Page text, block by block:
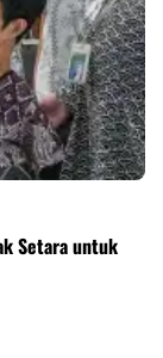
Setara untuk